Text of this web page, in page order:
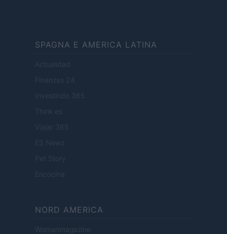
SPAGNA E AMERICA LATINA
Actualidad
Finanzas 24
Investindo 365
Think.es
Viajar 365
ES Newz
Pet Story
Encocina
NORD AMERICA
Womanmagazine